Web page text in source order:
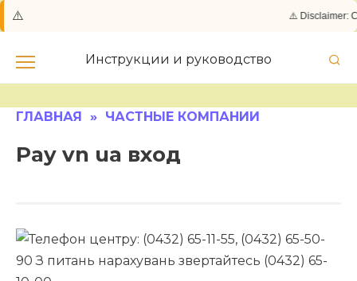
⚠️ ⚠️ Disclaimer:
Инструкции и руководство
ГЛАВНАЯ » ЧАСТНЫЕ КОМПАНИИ
Pay vn ua вход